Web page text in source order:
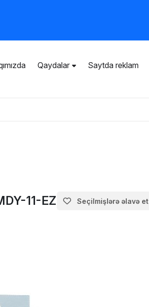
Qaydalar Saytda reklam
11-EZ Seçilmişlərə əlavə et